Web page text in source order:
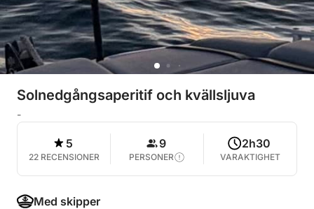
Solnedgångsaperitif och kvällsljuva
-
5
22 RECENSIONER
9
PERSONER
2h30
VARAKTIGHET
Med skipper